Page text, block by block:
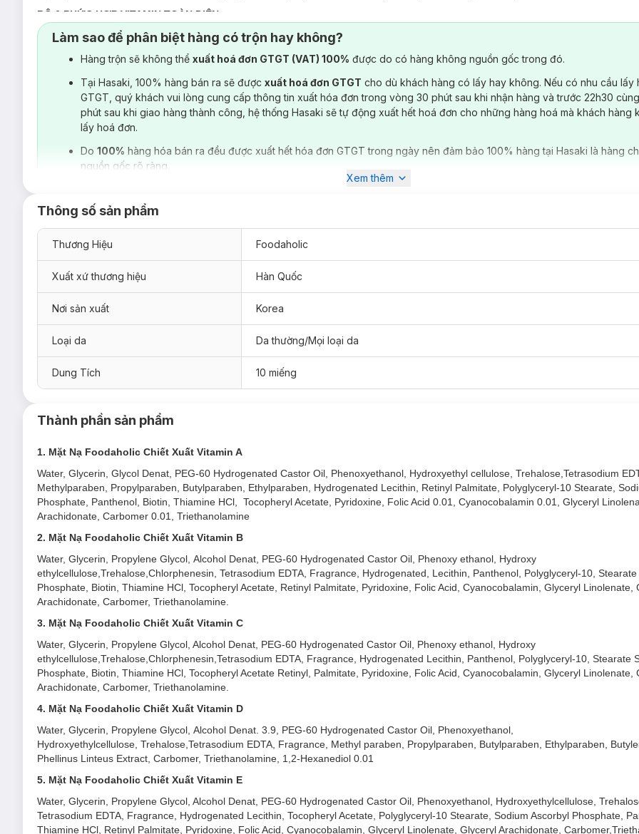
BỘ 6 PHỨC HỢP VITAMIN TOÀN DIỆN:
Mặt Nạ Foodaholic Chiết Xuất Vitamin A:làm mờ nếp nhăn, ngăn ngừa lão hoá da.
Mặt Nạ Foodaholic Chiết Xuất Vitamin B:cân bằng độ ẩm, điều tiết bã nhờn, làm dịu da, giảm kích ứng.
Mặt Nạ Foodaholic Chiết Xuất Vitamin C:dưỡng sáng, làm đều màu da.
Mặt Nạ Foodaholic Chiết Xuất Vitamin D:kiểm soát dầu thừa, ngăn ngừa và hỗ trợ làm giảm mụn.
Mặt Nạ Foodaholic Chiết Xuất Vitamin E:
cấp nước, dưỡng ẩm sâu, giảm tình trạng da khô thô ráp.
Mặt Nạ Foodaholic Chiết Xuất Vitamin K:
kháng viêm, giảm sưng mụn, hỗ trợ phục hồi và tái tạo làn da tổn thương.
Làm sao để phân biệt hàng có trộn hay không?
Hàng trộn sẽ không thể xuất hoá đơn GTGT (VAT) 100% được do có hàng không nguồn gốc trong đó.
Tại Hasaki, 100% hàng bán ra sẽ được xuất hoá đơn GTGT cho dù khách hàng có lấy hay không. Nếu có nhu cầu lấy
GTGT, quý khách vui lòng cung cấp thông tin xuất hóa đơn trong vòng 30 phút sau khi nhận hàng và trước 22h30
phút sau khi giao hàng thành công, hệ thống Hasaki sẽ tự động xuất hết hoá đơn cho những hàng hoá mà khách hàng
lấy hoá đơn.
Do 100% hàng hóa bán ra đều được xuất hết hóa đơn GTGT trong ngày nên đảm bảo 100% hàng tại Hasaki là hàng
nguồn gốc rõ ràng.
Xem thêm
Thông số sản phẩm
Thương Hiệu Foodaholic
Xuất xứ thương hiệu Hàn Quốc
Nơi sản xuất Korea
Loại da Da thường/Mọi loại da
Dung Tích 10 miếng
Thành phần sản phẩm
1. Mặt Nạ Foodaholic Chiết Xuất Vitamin A
Water, Glycerin, Glycol Denat, PEG-60 Hydrogenated Castor Oil, Phenoxyethanol, Hydroxyethyl cellulose, Trehalose,Tetrasodium
Methylparaben , Propylparaben, Butylparaben, Ethylparaben, Hydrogenated Lecithin, Retinyl Palmitate, Polyglyceryl-10 Stearate,
Phosphate, Panthenol, Biotin, Thiamine HCl, Tocopheryl Acetate, Pyridoxine, Folic Acid 0.01, Cyanocobalamin 0.01, Glyceryl
Arachidonate, Carbomer 0.01, Triethanolamine
2. Mặt Nạ Foodaholic Chiết Xuất Vitamin B
Water, Glycerin, Propylene Glycol, Alcohol Denat, PEG-60 Hydrogenated Castor Oil, Phenoxy ethanol, Hydroxy
ethylcellulose, Trehalose, Chlorphenesin, Tetrasodium EDTA, Fragrance, Hydrogenated, Lecithin, Panthenol, Polyglyceryl-10, Stearate
Phosphate, Biotin, Thiamine HCl, Tocopheryl Acetate, Retinyl Palmitate, Pyridoxine, Folic Acid, Cyanocobalamin, Glyceryl Linolenate,
Arachidonate, Carbomer, Triethanolamine.
3. Mặt Nạ Foodaholic Chiết Xuất Vitamin C
Water, Glycerin, Propylene Glycol, Alcohol Denat, PEG-60 Hydrogenated Castor Oil, Phenoxy ethanol, Hydroxy
ethylcellulose,Trehalose,Chlorphenesin,Tetrasodium EDTA, Fragrance, Hydrogenated Lecithin, Panthenol, Polyglyceryl-10, Stearate
Phosphate, Biotin, Thiamine HCl, Tocopheryl Acetate Retinyl, Palmitate, Pyridoxine, Folic Acid, Cyanocobalamin, Glyceryl Linolenate,
Arachidonate, Carbomer, Triethanolamine.
4. Mặt Nạ Foodaholic Chiết Xuất Vitamin D
Water, Glycerin, Propylene Glycol, Alcohol Denat. 3.9, PEG-60 Hydrogenated Castor Oil, Phenoxyethanol,
Hydroxyethylcellulose, Trehalose,Tetrasodium EDTA, Fragrance, Methyl paraben, Propylparaben, Butylparaben, Ethylparaben,
Phellinus Linteus Extract, Carbomer, Triethanolamine, 1,2-Hexanediol 0.01
5. Mặt Nạ Foodaholic Chiết Xuất Vitamin E
Water, Glycerin, Propylene Glycol, Alcohol Denat, PEG-60 Hydrogenated Castor Oil, Phenoxyethanol, Hydroxyethylcellulose,
Tetrasodium EDTA, Fragrance, Hydrogenated Lecithin, Tocopheryl Acetate, Polyglyceryl-10 Stearate, Sodium Ascorbyl Phosphate,
Thiamine HCl, Retinyl Palmitate, Pyridoxine, Folic Acid, Cyanocobalamin, Glyceryl Linolenate, Glyceryl Arachidonate,